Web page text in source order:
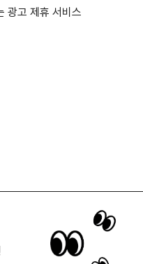
광고 제휴 서비스